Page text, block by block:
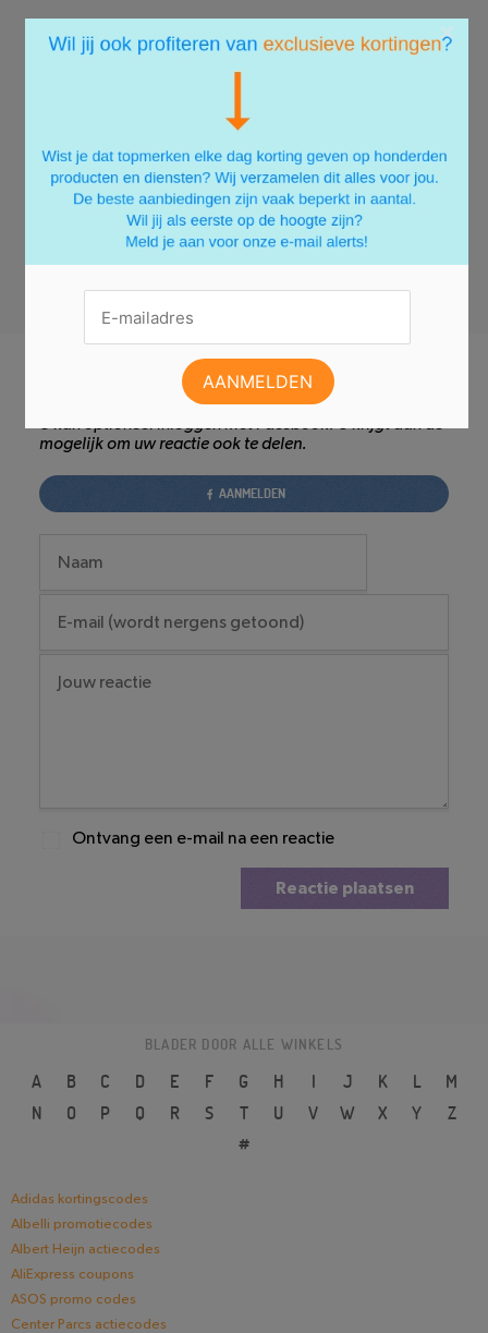
Deel jouw mening en reageer als eerste!
Reageer ook op dit artikel
U kan optioneel inloggen met Facebook. U krijgt dan de
mogelijk om uw reactie ook te delen.
AANMELDEN
Ontvang een e-mail na een reactie
Reactie plaatsen
BLADER DOOR ALLE WINKELS
A B C D E F G H I J K L
M
N
O P Q R S T U V W X Y
Z
#
Adidas kortingscodes
Albelli promotiecodes
Albert Heijn actiecodes
AliExpress coupons
ASOS promo codes
Center Parcs actiecodes
×